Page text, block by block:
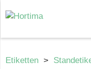
Etiketten >